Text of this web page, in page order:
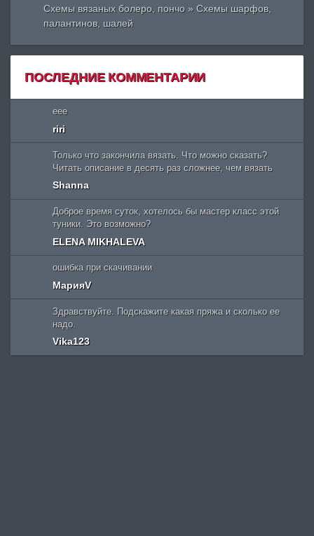
Схемы вязаных болеро, пончо » Схемы шарфов,
палантинов, шалей
ПОСЛЕДНИЕ КОММЕНТАРИИ
eee
riri
Только что закончила вязать. Что можно сказать?
Читать описание в десять раз сложнее, чем вязать
Shanna
Доброе время суток, хотелось бы мастер класс этой
туники. Это возможно?
ELENA MIKHALEVA
ошибка при скачивании
МарияV
Здравствуйте. Подскажите какая пряжа и сколько ее
надо.
Vika123